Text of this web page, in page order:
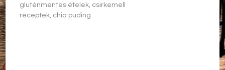
gluténmentes ételek, csirkemell
receptek, chia puding